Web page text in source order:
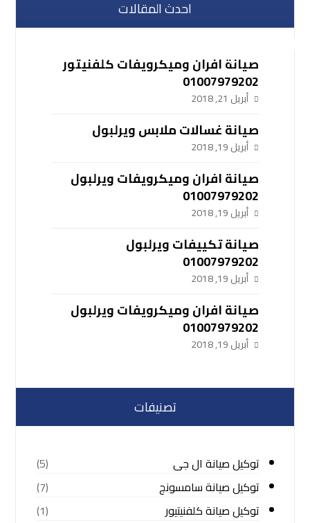
احدث المقالات
صيانة افران وميكرويفات كلفنيتور
01007979202
أبريل 21, 2018
صيانة غسالات ملابس ويرلبول
أبريل 19, 2018
صيانة افران وميكرويفات ويرلبول
01007979202
أبريل 19, 2018
صيانة تكييفات ويرلبول
01007979202
أبريل 19, 2018
صيانة افران وميكرويفات ويرلبول
01007979202
أبريل 19, 2018
تصنيفات
توكيل صيانة ال جى
(5)
توكيل صيانة سامسونج
(7)
توكيل صيانة كلفنيتيور
(1)